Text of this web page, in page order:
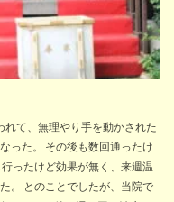
れて、無理やり手を動かされた
った。 その後も数回通ったけ
ったけど効果が無く、来週温
。 とのことでしたが、当院で